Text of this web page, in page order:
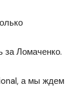
Ломаченко.
а мы ждем